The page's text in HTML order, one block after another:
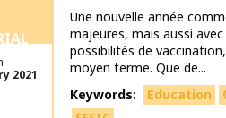
2021
Une nouvelle année
majeures, mais aussi avec
possibilités de
moyen terme. Que de...
Keywords
Education